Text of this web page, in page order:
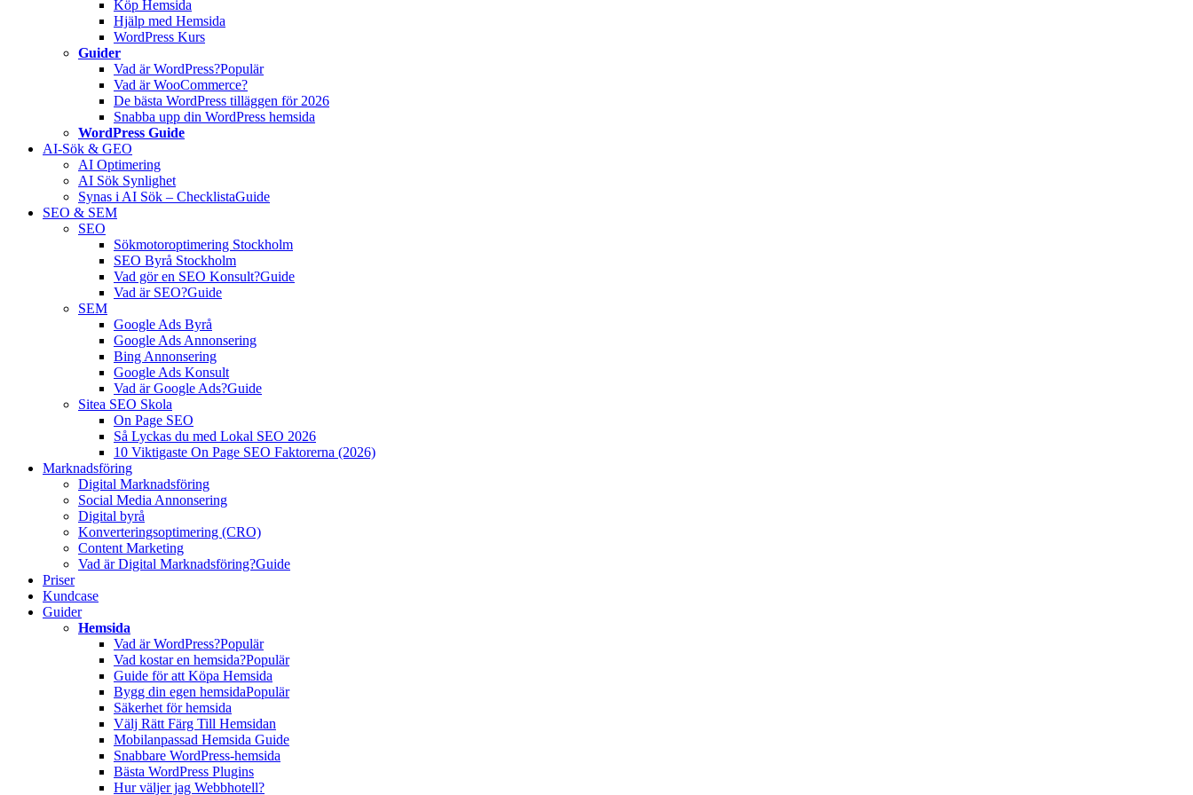
Köp Hemsida
Hjälp med Hemsida
WordPress Kurs
Guider
Vad är WordPress?Populär
Vad är WooCommerce?
De bästa WordPress tilläggen för 2026
Snabba upp din WordPress hemsida
WordPress Guide
AI-Sök & GEO
AI Optimering
AI Sök Synlighet
Synas i AI Sök – ChecklistaGuide
SEO & SEM
SEO
Sökmotoroptimering Stockholm
SEO Byrå Stockholm
Vad gör en SEO Konsult?Guide
Vad är SEO?Guide
SEM
Google Ads Byrå
Google Ads Annonsering
Bing Annonsering
Google Ads Konsult
Vad är Google Ads?Guide
Sitea SEO Skola
On Page SEO
Så Lyckas du med Lokal SEO 2026
10 Viktigaste On Page SEO Faktorerna (2026)
Marknadsföring
Digital Marknadsföring
Social Media Annonsering
Digital byrå
Konverteringsoptimering (CRO)
Content Marketing
Vad är Digital Marknadsföring?Guide
Priser
Kundcase
Guider
Hemsida
Vad är WordPress?Populär
Vad kostar en hemsida?Populär
Guide för att Köpa Hemsida
Bygg din egen hemsidaPopulär
Säkerhet för hemsida
Välj Rätt Färg Till Hemsidan
Mobilanpassad Hemsida Guide
Snabbare WordPress-hemsida
Bästa WordPress Plugins
Hur väljer jag Webbhotell?